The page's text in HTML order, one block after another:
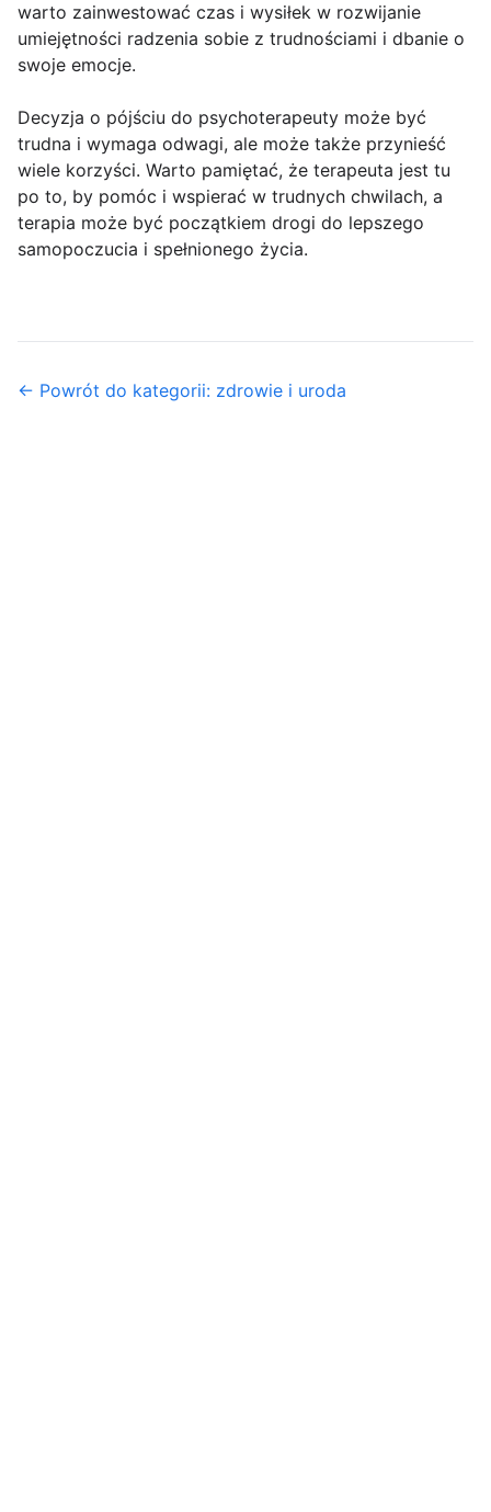
warto zainwestować czas i wysiłek w rozwijanie
umiejętności radzenia sobie z trudnościami i dbanie o
swoje emocje.
Decyzja o pójściu do psychoterapeuty może być
trudna i wymaga odwagi, ale może także przynieść
wiele korzyści. Warto pamiętać, że terapeuta jest tu
po to, by pomóc i wspierać w trudnych chwilach, a
terapia może być początkiem drogi do lepszego
samopoczucia i spełnionego życia.
← Powrót do kategorii: zdrowie i uroda